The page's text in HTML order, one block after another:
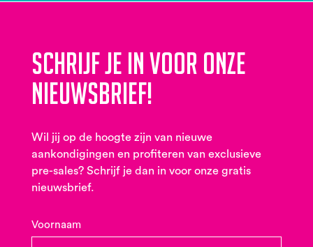
Schrijf je in voor onze
nieuwsbrief!
Wil jij op de hoogte zijn van nieuwe
aankondigingen en profiteren van exclusieve
pre-sales? Schrijf je dan in voor onze gratis
nieuwsbrief.
Voornaam